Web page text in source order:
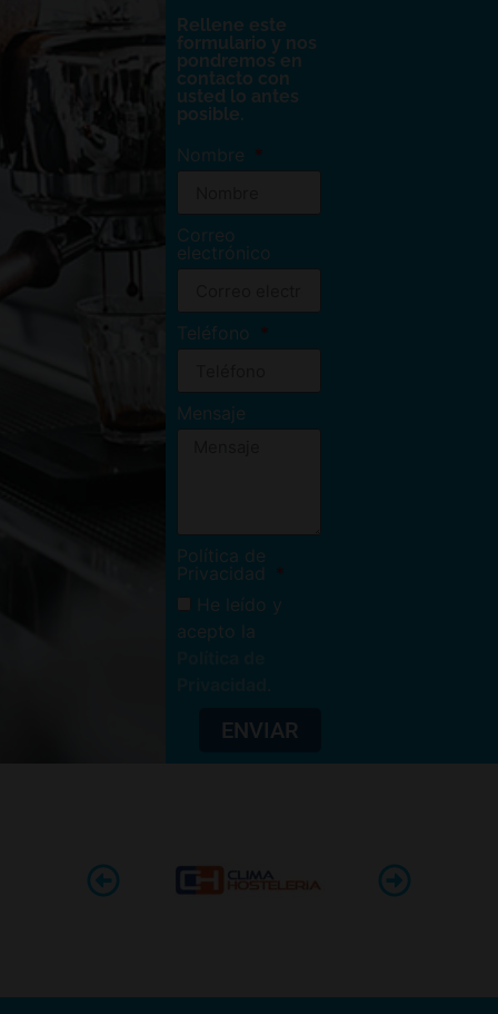
Rellene este
formulario y nos
pondremos en
contacto con
usted lo antes
posible.
Nombre
Correo
electrónico
Teléfono
Mensaje
Política de
Privacidad
He leído y
acepto la
ENVIAR